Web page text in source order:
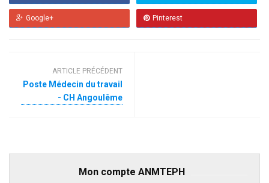
Google+ Pinterest
ARTICLE PRÉCÉDENT
Poste Médecin du travail
- CH Angoulême
Mon compte ANMTEPH